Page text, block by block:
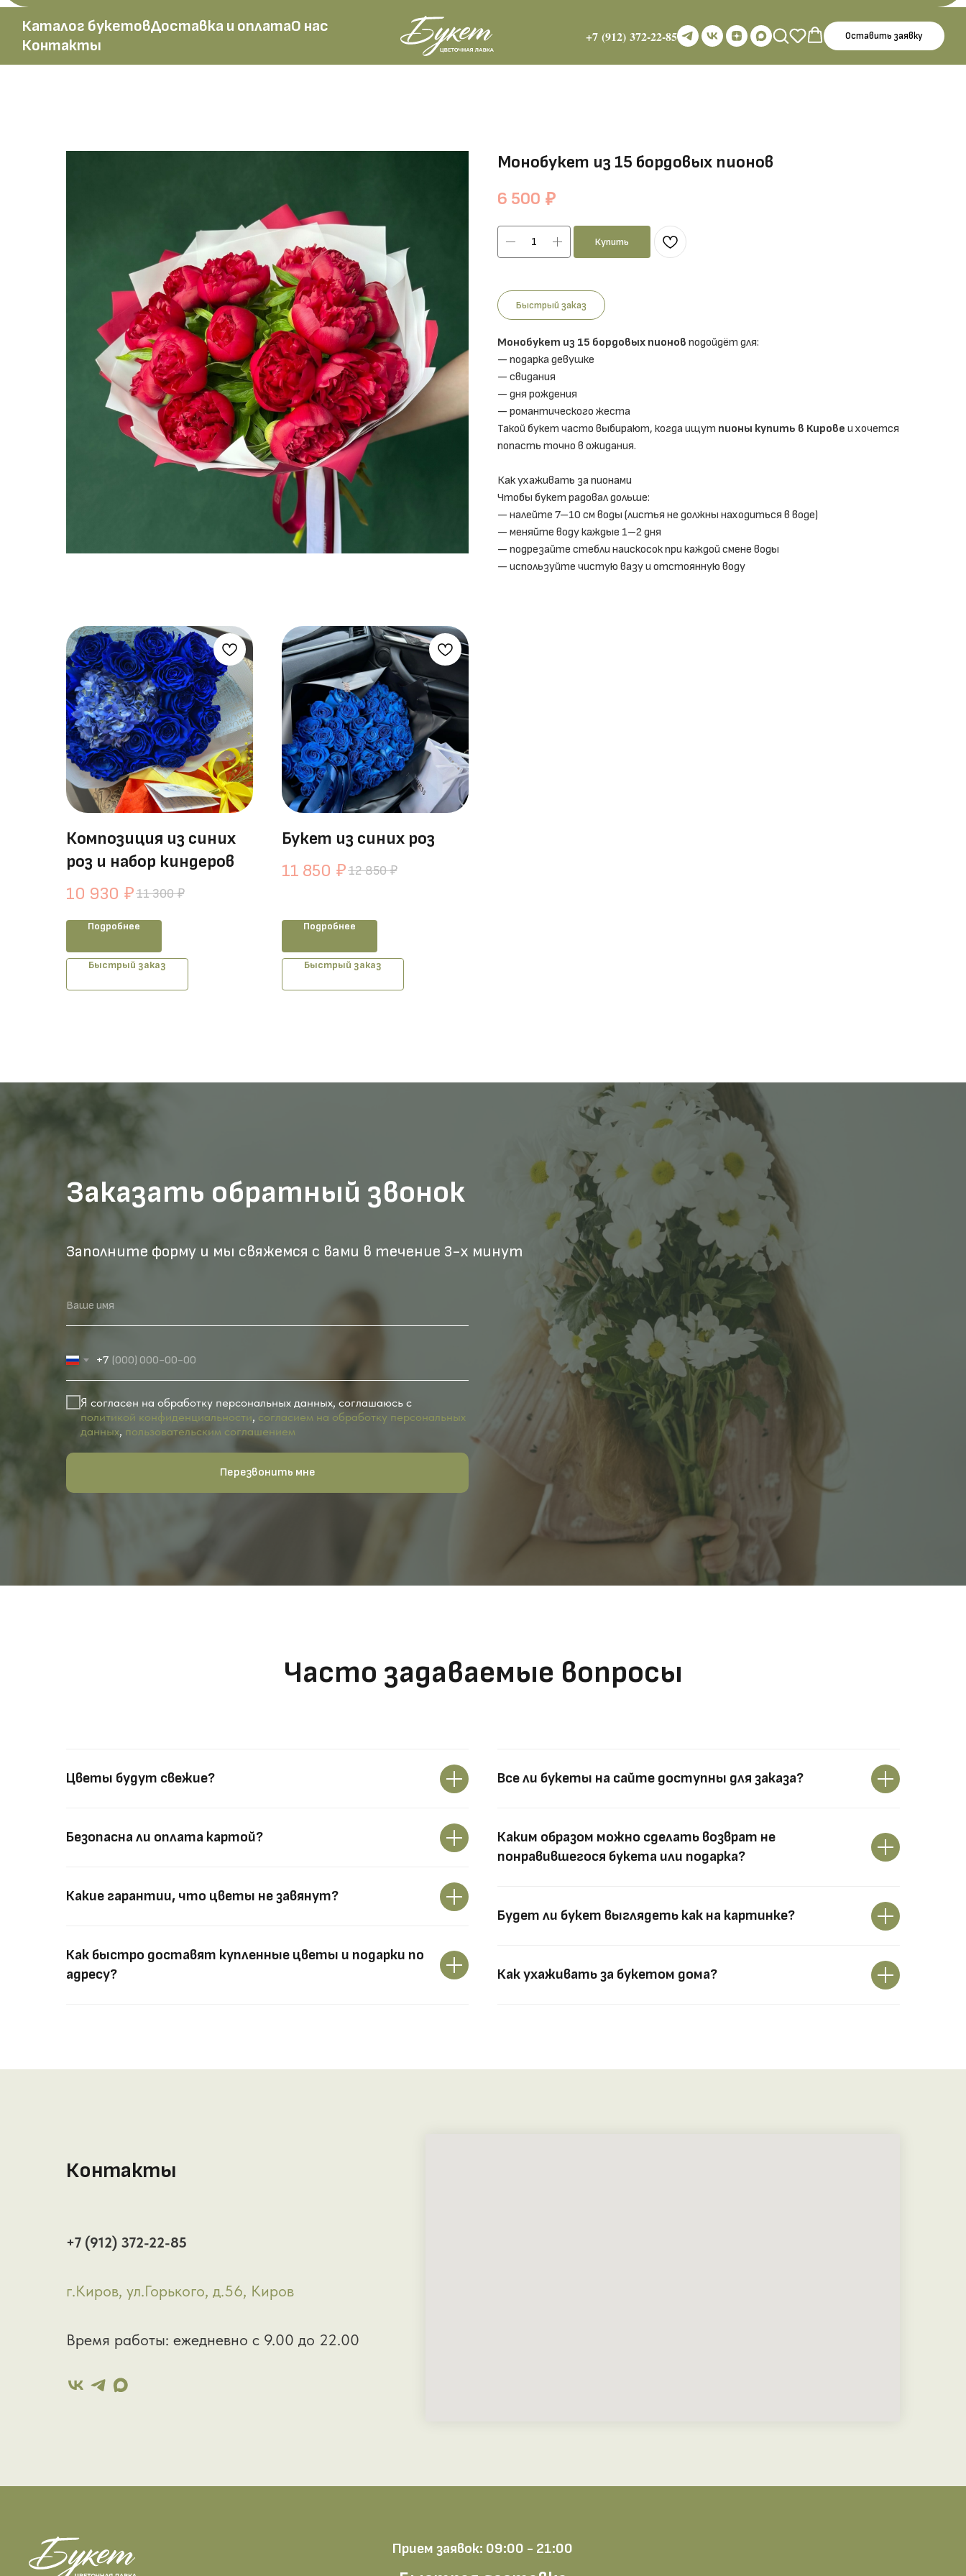
Каталог букетовДоставка и оплатаО нас
Контакты
+7 (912) 372-22-85 Оставить заявку
Монобукет из 15 бордовых пионов
6 500 ₽
Купить
Быстрый заказ
Монобукет из 15 бордовых пионов подойдёт для:
— подарка девушке
— свидания
— дня рождения
— романтического жеста
Такой букет часто выбирают, когда ищут пионы купить в Кирове и хочется
попасть точно в ожидания.
Как ухаживать за пионами
Чтобы букет радовал дольше:
— налейте 7–10 см воды (листья не должны находиться в воде)
— меняйте воду каждые 1–2 дня
— подрезайте стебли наискосок при каждой смене воды
— используйте чистую вазу и отстоянную воду
Композиция из синих
роз и набор киндеров
10 930 ₽11 300 ₽
Подробнее
Быстрый заказ
Букет из синих роз
11 850 ₽12 850 ₽
Подробнее
Быстрый заказ
Заказать обратный звонок
Заполните форму и мы свяжемся с вами в течение 3-х минут
Ваше имя
+7
Я согласен на обработку персональных данных, соглашаюсь с
политикой конфиденциальности, согласием на обработку персональных
данных, пользовательским соглашением
Перезвонить мне
Часто задаваемые вопросы
Цветы будут свежие?
Безопасна ли оплата картой?
Какие гарантии, что цветы не завянут?
Как быстро доставят купленные цветы и подарки по
адресу?
Все ли букеты на сайте доступны для заказа?
Каким образом можно сделать возврат не
понравившегося букета или подарка?
Будет ли букет выглядеть как на картинке?
Как ухаживать за букетом дома?
Контакты
+7 (912) 372-22-85
г.Киров, ул.Горького, д.56, Киров
Время работы: ежедневно с 9.00 до 22.00
Прием заявок: 09:00 - 21:00